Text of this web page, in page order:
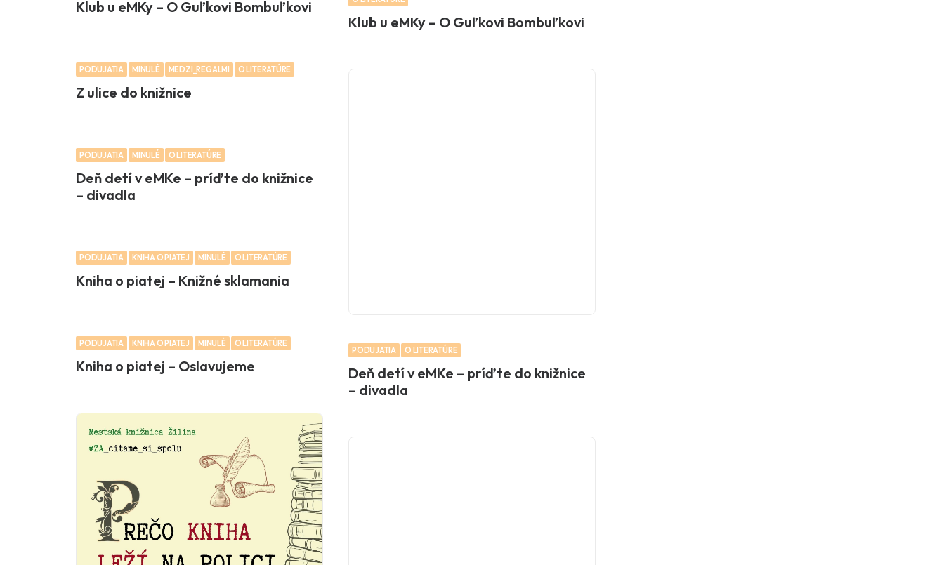
Klub u eMKy – O Guľkovi Bombuľkovi
Klub u eMKy – O Guľkovi Bombuľkovi
PODUJATIA MINULÉ MEDZI_REGALMI O LITERATÚRE
Z ulice do knižnice
PODUJATIA O LITERATÚRE
Deň detí v eMKe – príďte do knižnice
– divadla
PODUJATIA MINULÉ O LITERATÚRE
Deň detí v eMKe – príďte do knižnice
– divadla
PODUJATIA KNIHA O PIATEJ MINULÉ O LITERATÚRE
Kniha o piatej – Knižné sklamania
PODUJATIA KNIHA O PIATEJ MINULÉ O LITERATÚRE
Kniha o piatej – Oslavujeme